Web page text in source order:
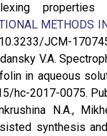
METHODS
JCM-
V.A.
in aqueous
hc-2017-0075.
N.A.,
synthesis